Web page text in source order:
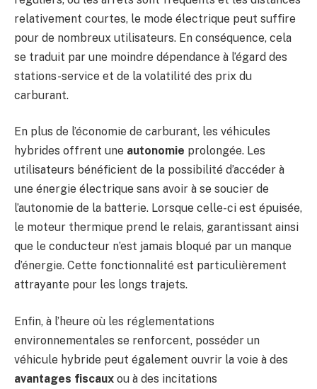
relativement courtes, le mode électrique peut suffire
pour de nombreux utilisateurs. En conséquence, cela
se traduit par une moindre dépendance à l’égard des
stations-service et de la volatilité des prix du
carburant.
En plus de l’économie de carburant, les véhicules
hybrides offrent une autonomie prolongée. Les
utilisateurs bénéficient de la possibilité d’accéder à
une énergie électrique sans avoir à se soucier de
l’autonomie de la batterie. Lorsque celle-ci est épuisée,
le moteur thermique prend le relais, garantissant ainsi
que le conducteur n’est jamais bloqué par un manque
d’énergie. Cette fonctionnalité est particulièrement
attrayante pour les longs trajets.
Enfin, à l’heure où les réglementations
environnementales se renforcent, posséder un
véhicule hybride peut également ouvrir la voie à des
avantages fiscaux ou à des incitations